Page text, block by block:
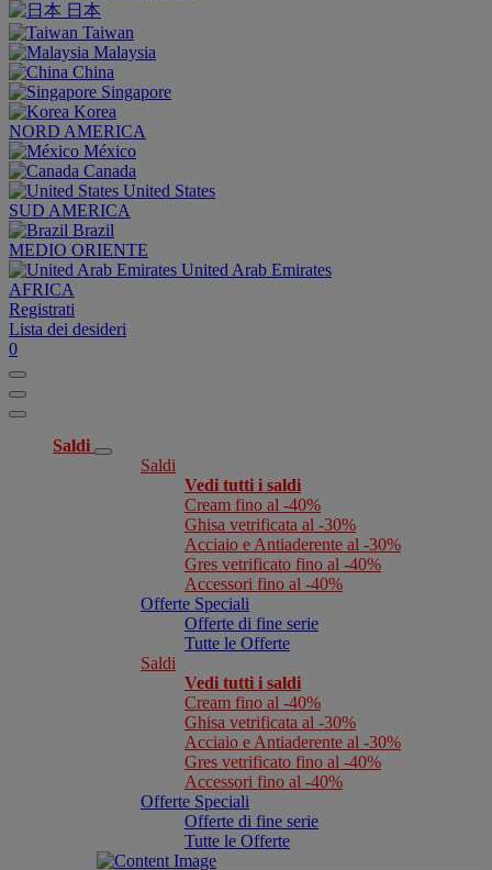
日本
Taiwan
Malaysia
China
Singapore
Korea
NORD AMERICA
México
Canada
United States
SUD AMERICA
Brazil
MEDIO ORIENTE
United Arab Emirates
AFRICA
Registrati
Lista dei desideri
0
Saldi
Saldi
Vedi tutti i saldi
Cream fino al -40%
Ghisa vetrificata al -30%
Acciaio e Antiaderente al -30%
Gres vetrificato fino al -40%
Accessori fino al -40%
Offerte Speciali
Offerte di fine serie
Tutte le Offerte
Saldi
Vedi tutti i saldi
Cream fino al -40%
Ghisa vetrificata al -30%
Acciaio e Antiaderente al -30%
Gres vetrificato fino al -40%
Accessori fino al -40%
Offerte Speciali
Offerte di fine serie
Tutte le Offerte